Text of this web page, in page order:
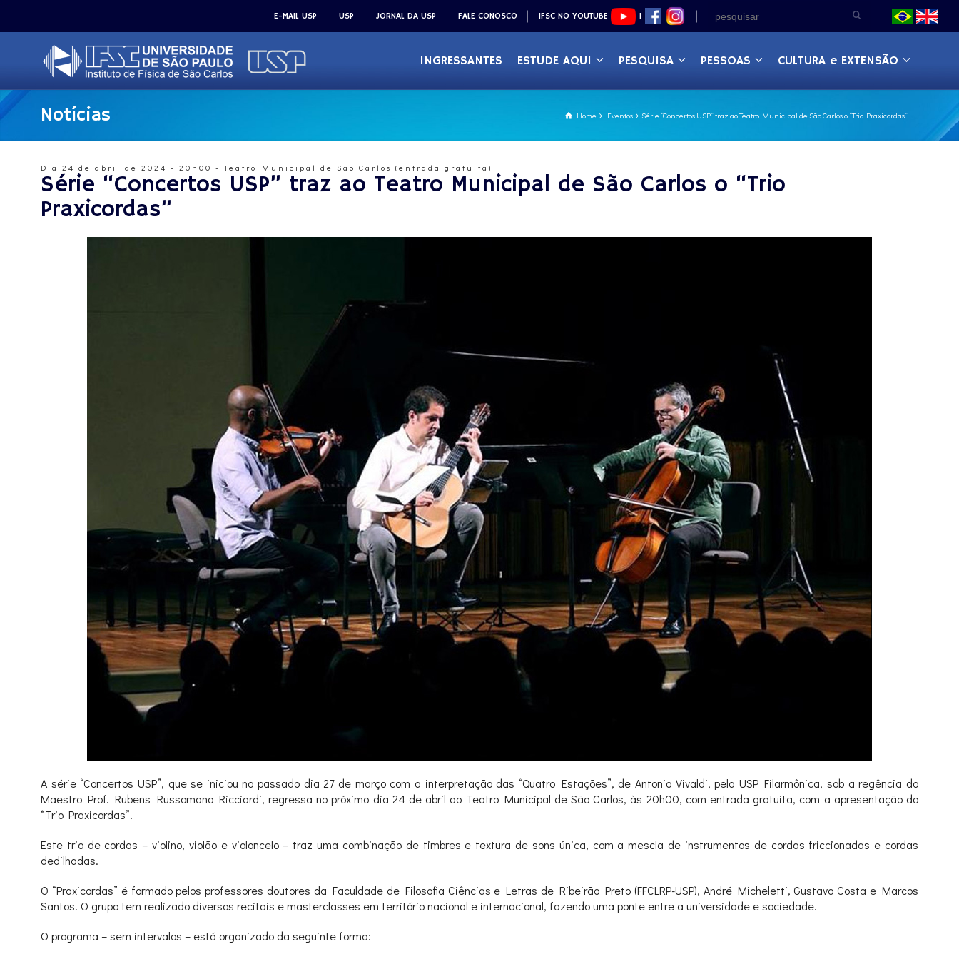
E-MAIL USP USP JORNAL DA USP FALE CONOSCO IFSC NO YOUTUBE |
INGRESSANTES ESTUDE AQUI PESQUISA PESSOAS CULTURA e EXTENSÃO
Home Eventos Série “Concertos USP” traz ao Teatro Municipal de São Carlos o “Trio Praxicordas”
Notícias
Dia 24 de abril de 2024 - 20h00 - Teatro Municipal de São Carlos (entrada gratuita)
Série “Concertos USP” traz ao Teatro Municipal de São Carlos o “Trio
Praxicordas”
A série “Concertos USP”, que se iniciou no passado dia 27 de março com a interpretação das “Quatro Estações”, de Antonio Vivaldi, pela USP Filarmônica, sob a regência do
Maestro Prof. Rubens Russomano Ricciardi, regressa no próximo dia 24 de abril ao Teatro Municipal de São Carlos, às 20h00, com entrada gratuita, com a apresentação do
“Trio Praxicordas”.
Este trio de cordas – violino, violão e violoncelo – traz uma combinação de timbres e textura de sons única, com a mescla de instrumentos de cordas friccionadas e cordas
dedilhadas.
O “Praxicordas” é formado pelos professores doutores da Faculdade de Filosofia Ciências e Letras de Ribeirão Preto (FFCLRP-USP), André Micheletti, Gustavo Costa e Marcos
Santos. O grupo tem realizado diversos recitais e masterclasses em território nacional e internacional, fazendo uma ponte entre a universidade e sociedade.
O programa – sem intervalos – está organizado da seguinte forma: